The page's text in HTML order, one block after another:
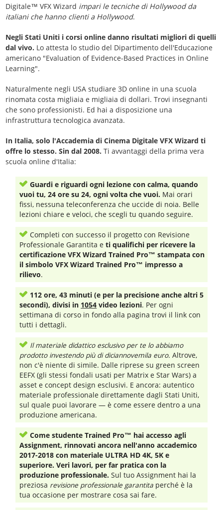
Digitale™ VFX Wizard impari le tecniche di Hollywood da
italiani che hanno clienti a Hollywood.
Negli Stati Uniti i corsi online danno risultati migliori di quelli
dal vivo. Lo attesta lo studio del Dipartimento dell'Educazione
americano "Evaluation of Evidence-Based Practices in Online
Learning".
Naturalmente negli USA studiare 3D online in una scuola
rinomata costa migliaia e migliaia di dollari. Trovi insegnanti
che sono professionisti. Ed hai a disposizione una
infrastruttura tecnologica avanzata.
In Italia, solo l'Accademia di Cinema Digitale VFX Wizard ti
offre lo stesso. Sin dal 2008. Ti avvantaggi della prima vera
scuola online d'Italia:
Guardi e riguardi ogni lezione con calma, quando
vuoi tu, 24 ore su 24, ogni volta che vuoi. Mai orari
fissi, nessuna teleconferenza che uccide di noia. Belle
lezioni chiare e veloci, che scegli tu quando seguire.
Completi con successo il progetto con Revisione
Professionale Garantita eti qualifichi per ricevere la
certificazione VFX Wizard Trained Pro™ stampata con
il simbolo VFX Wizard Trained Pro™ impresso a
rilievo.
112 ore, 43 minuti (e per la precisione anche altri 5
secondi), divisi in 1054 video lezioni. Per ogni
settimana di corso in fondo alla pagina trovi il link con
tutti i dettagli.
Il materiale didattico esclusivo per te lo abbiamo
prodotto investendo più di diciannovemila euro. Altrove,
non c'è niente di simile. Dalle riprese su green screen
EEFX (gli stessi fondali usati per Matrix e Star Wars) a
asset e concept design esclusivi. E ancora: autentico
materiale professionale direttamente dagli Stati Uniti,
sul quale puoi lavorare — è come essere dentro a una
produzione americana.
Come studente Trained Pro™ hai accesso agli
Assignment, rinnovati ancora nell'anno accademico
2017-2018 con materiale ULTRA HD 4K, 5K e
superiore. Veri lavori, per far pratica con la
produzione professionale. Sul tuo Assignment hai la
preziosa revisione professionale garantita perché è la
tua occasione per mostrare cosa sai fare.